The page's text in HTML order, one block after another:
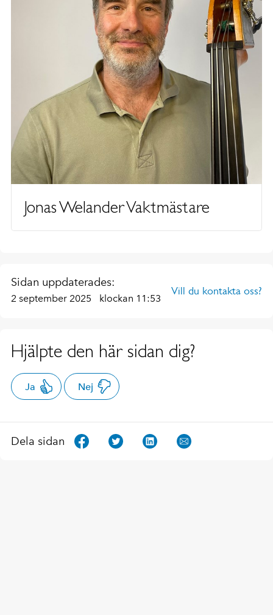
Jonas Welander Vaktmästare
Sidan uppdaterades:
2 september 2025 klockan 11:53
Vill du kontakta oss?
Hjälpte den här sidan dig?
Ja Nej
Dela sidan